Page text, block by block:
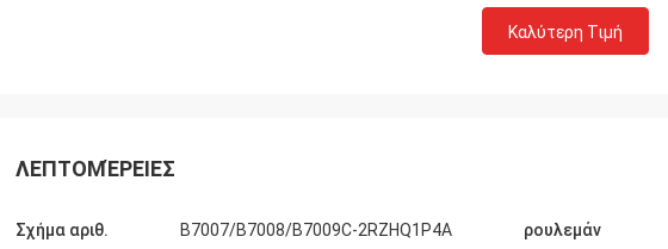
Καλύτερη Τιμή
ΛΕΠΤΟΜΈΡΕΙΕΣ
Σχήμα αριθ. B7007/B7008/B7009C-2RZHQ1P4A ρουλεμάν